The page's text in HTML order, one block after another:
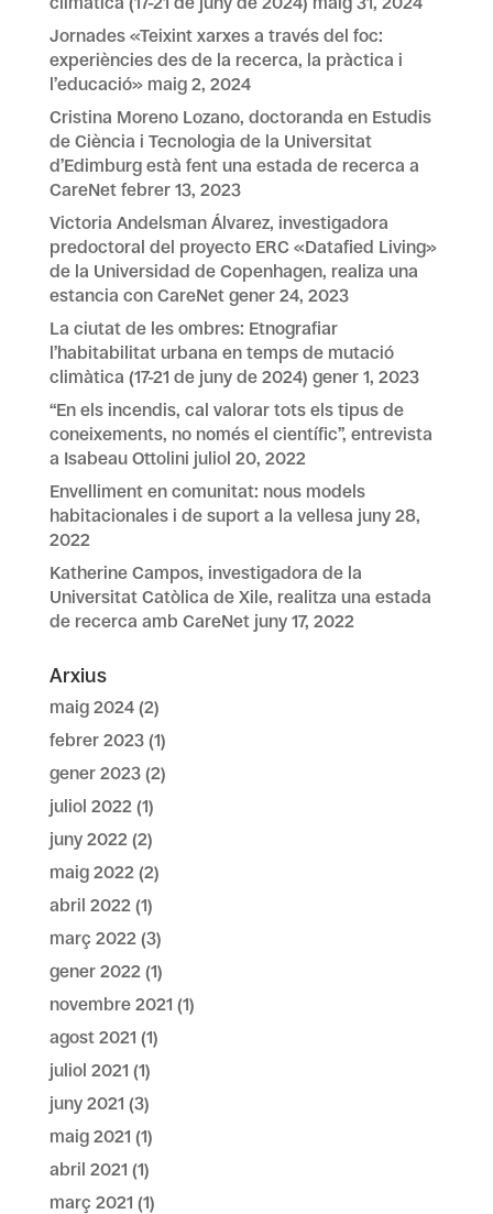
Jornades «Teixint xarxes a través del foc:
experiències des de la recerca, la pràctica i
l’educació» maig 2, 2024
Cristina Moreno Lozano, doctoranda en Estudis
de Ciència i Tecnologia de la Universitat
d’Edimburg està fent una estada de recerca a
CareNet febrer 13, 2023
Victoria Andelsman Álvarez, investigadora
predoctoral del proyecto ERC «Datafied Living»
de la Universidad de Copenhagen, realiza una
estancia con CareNet gener 24, 2023
La ciutat de les ombres: Etnografiar
l’habitabilitat urbana en temps de mutació
climàtica (17-21 de juny de 2024) gener 1, 2023
“En els incendis, cal valorar tots els tipus de
coneixements, no només el científic”, entrevista
a Isabeau Ottolini juliol 20, 2022
Envelliment en comunitat: nous models
habitacionales i de suport a la vellesa juny 28,
2022
Katherine Campos, investigadora de la
Universitat Catòlica de Xile, realitza una estada
de recerca amb CareNet juny 17, 2022
Arxius
maig 2024(2)
febrer 2023(1)
gener 2023(2)
juliol 2022(1)
juny 2022(2)
maig 2022(2)
abril 2022(1)
març 2022(3)
gener 2022(1)
novembre 2021 (1)
agost 2021 (1)
juliol 2021 (1)
juny 2021 (3)
maig 2021 (1)
abril 2021 (1)
març 2021 (1)